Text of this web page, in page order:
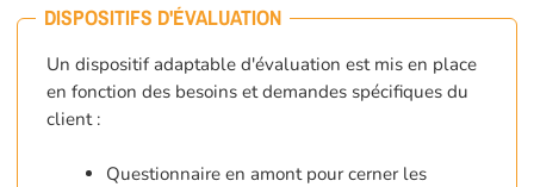
DISPOSITIFS D'ÉVALUATION
Un dispositif adaptable d'évaluation est mis en place
en fonction des besoins et demandes spécifiques du
client :
Questionnaire en amont pour cerner les